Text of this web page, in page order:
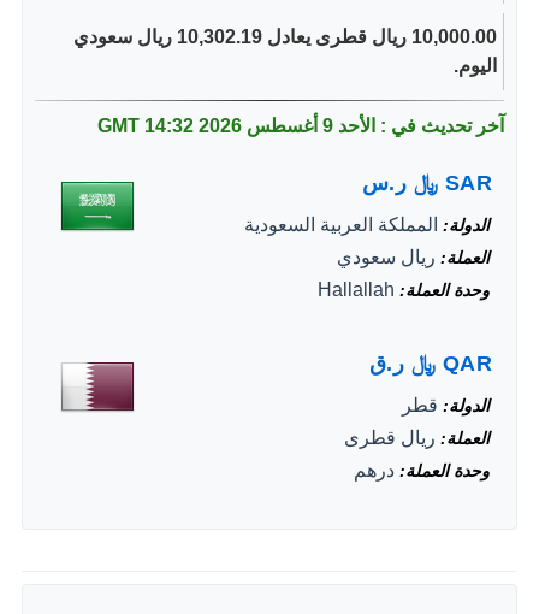
10,000.00 ريال قطرى يعادل 10,302.19 ريال سعودي
اليوم.
آخر تحديث في : الأحد 9 أغسطس 2026 14:32 GMT
SAR ﷼ ر.س
الدولة المملكة العربية السعودية
العملة ريال سعودي
وحدة العملة Hallallah
QAR ﷼ ر.ق
الدولة قطر
العملة ريال قطرى
وحدة العملة درهم